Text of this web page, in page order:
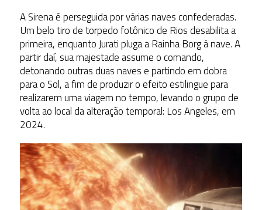
A Sirena é perseguida por várias naves confederadas.
Um belo tiro de torpedo fotônico de Rios desabilita a
primeira, enquanto Jurati pluga a Rainha Borg à nave. A
partir daí, sua majestade assume o comando,
detonando outras duas naves e partindo em dobra
para o Sol, a fim de produzir o efeito estilingue para
realizarem uma viagem no tempo, levando o grupo de
volta ao local da alteração temporal: Los Angeles, em
2024.